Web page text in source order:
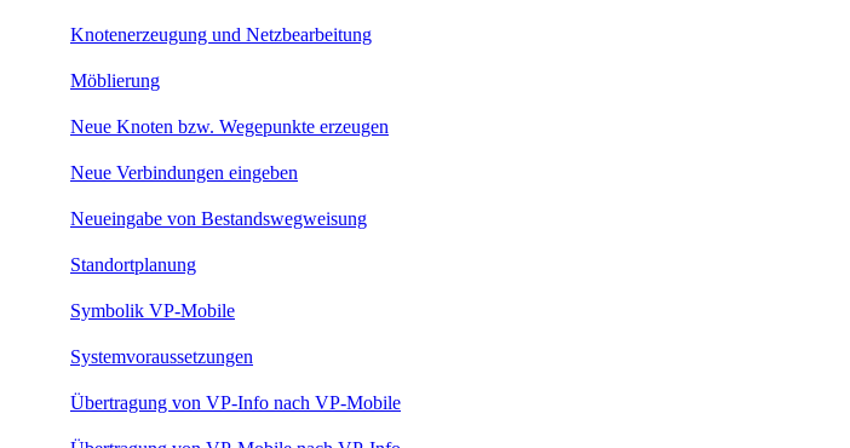
Knotenerzeugung und Netzbearbeitung
Möblierung
Neue Knoten bzw. Wegepunkte erzeugen
Neue Verbindungen eingeben
Neueingabe von Bestandswegweisung
Standortplanung
Symbolik VP-Mobile
Systemvoraussetzungen
Übertragung von VP-Info nach VP-Mobile